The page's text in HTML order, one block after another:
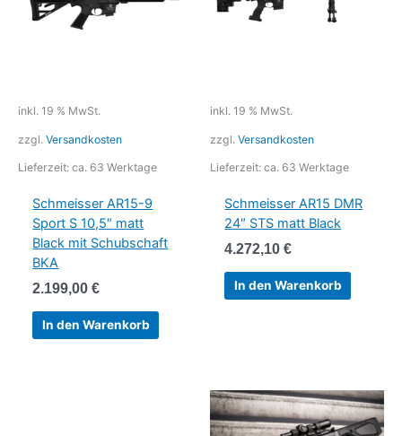
inkl. 19 % MwSt.
zzgl. Versandkosten
Lieferzeit: ca. 63 Werktage
Schmeisser AR15-9
Sport S 10,5″ matt
Black mit Schubschaft
BKA
2.199,00€
In den Warenkorb
inkl. 19 % MwSt.
zzgl. Versandkosten
Lieferzeit: ca. 63 Werktage
Schmeisser AR15 DMR
24″ STS matt Black
4.272,10€
In den Warenkorb